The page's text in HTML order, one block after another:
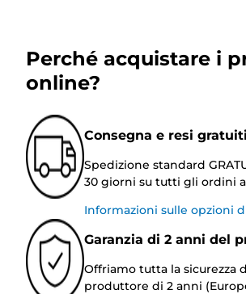
Perché acquistare i
online?
Consegna e resi gratuiti
Spedizione standard
30 giorni su tutti gli ordini
Informazioni sulle opzioni
Garanzia di 2 anni del
Offriamo tutta la sicurezza
produttore di 2 anni